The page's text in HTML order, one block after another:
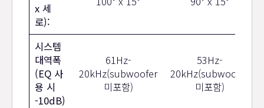
x 세
로):
시스템
대역폭
(EQ 사
용 시
-10dB)
61Hz-
20kHz(subwoofer
미포함)
53Hz-
20kHz(subwoofer
미포함)